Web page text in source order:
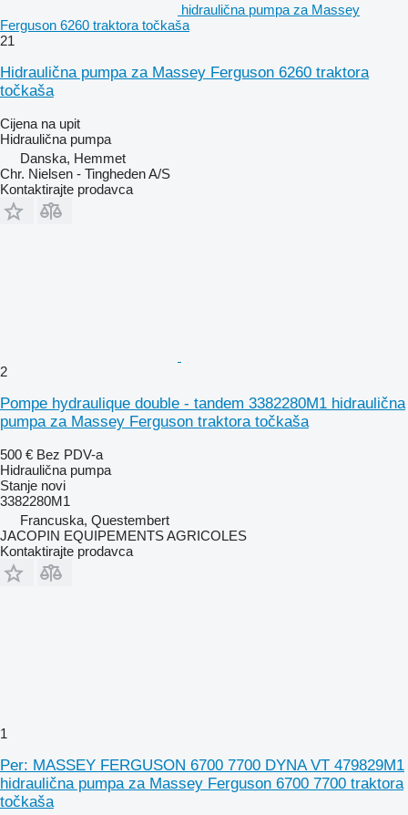
hidraulična pumpa za Massey
Ferguson 6260 traktora točkaša
21
Hidraulična pumpa za Massey Ferguson 6260 traktora
točkaša
Cijena na upit
Hidraulična pumpa
Danska, Hemmet
Chr. Nielsen - Tingheden A/S
Kontaktirajte prodavca
2
Pompe hydraulique double - tandem 3382280M1 hidraulična
pumpa za Massey Ferguson traktora točkaša
500 € Bez PDV-a
Hidraulična pumpa
Stanje novi
3382280M1
Francuska, Questembert
JACOPIN EQUIPEMENTS AGRICOLES
Kontaktirajte prodavca
1
Per: MASSEY FERGUSON 6700 7700 DYNA VT 479829M1
hidraulična pumpa za Massey Ferguson 6700 7700 traktora
točkaša